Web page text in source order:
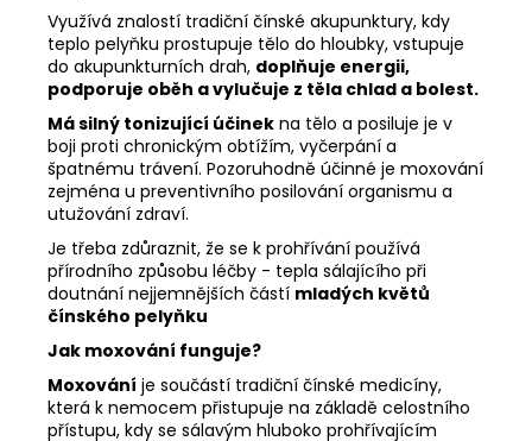
Využívá znalostí tradiční čínské akupunktury, kdy
teplo pelyňku prostupuje tělo do hloubky, vstupuje
do akupunkturních drah, doplňuje energii,
podporuje oběh a vylučuje z těla chlad a bolest.
Má silný tonizující účinek na tělo a posiluje je v
boji proti chronickým obtížím, vyčerpání a
špatnému trávení. Pozoruhodně účinné je moxování
zejména u preventivního posilování organismu a
utužování zdraví.
Je třeba zdůraznit, že se k prohřívání používá
přírodního způsobu léčby - tepla sálajícího při
doutnání nejjemnějších částí mladých květů
čínského pelyňku
Jak moxování funguje?
Moxování je součástí tradiční čínské medicíny,
která k nemocem přistupuje na základě celostního
přístupu, kdy se sálavým hluboko prohřívajícím